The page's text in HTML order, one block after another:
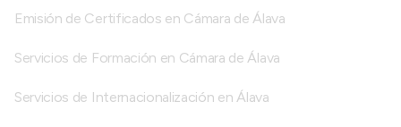
Emisión de Certificados en Cámara de Álava
Servicios de Formación en Cámara de Álava
Servicios de Internacionalización en Álava